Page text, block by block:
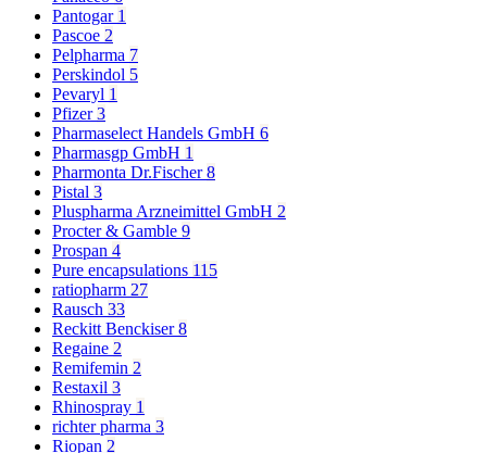
Pantogar 1
Pascoe 2
Pelpharma 7
Perskindol 5
Pevaryl 1
Pfizer3
Pharmaselect Handels GmbH 6
Pharmasgp GmbH 1
Pharmonta Dr.Fischer8
Pistal 3
Pluspharma Arzneimittel GmbH 2
Procter & Gamble 9
Prospan 4
Pure encapsulations 115
ratiopharm 27
Rausch 33
Reckitt Benckiser8
Regaine 2
Remifemin 2
Restaxil 3
Rhinospray 1
richter pharma 3
Riopan 2